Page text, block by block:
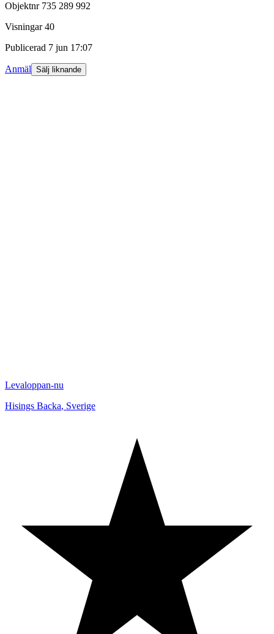
Objektnr 735 289 992
Visningar 40
Publicerad 7 jun 17:07
Anmäl Sälj liknande
Levaloppan-nu
Hisings Backa, Sverige